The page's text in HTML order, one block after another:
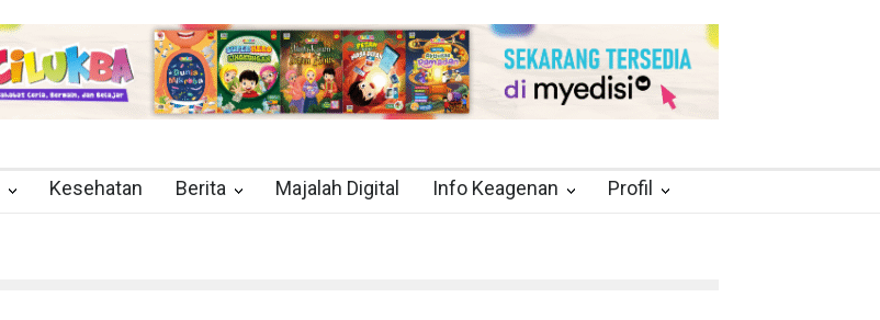
Kesehatan Berita Majalah Digital Info Keagenan Profil